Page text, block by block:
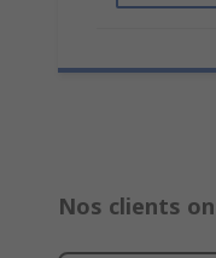
Nos clients